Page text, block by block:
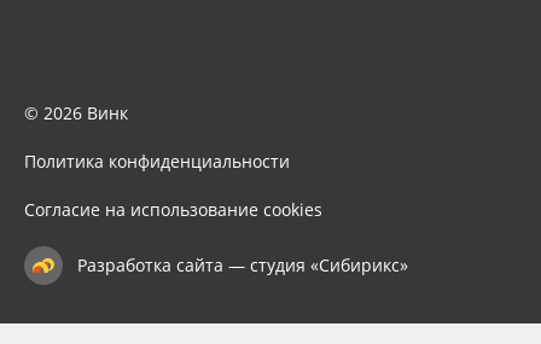
© 2026 Винк
Политика конфиденциальности
Согласие на использование cookies
Разработка сайта — студия «Сибирикс»